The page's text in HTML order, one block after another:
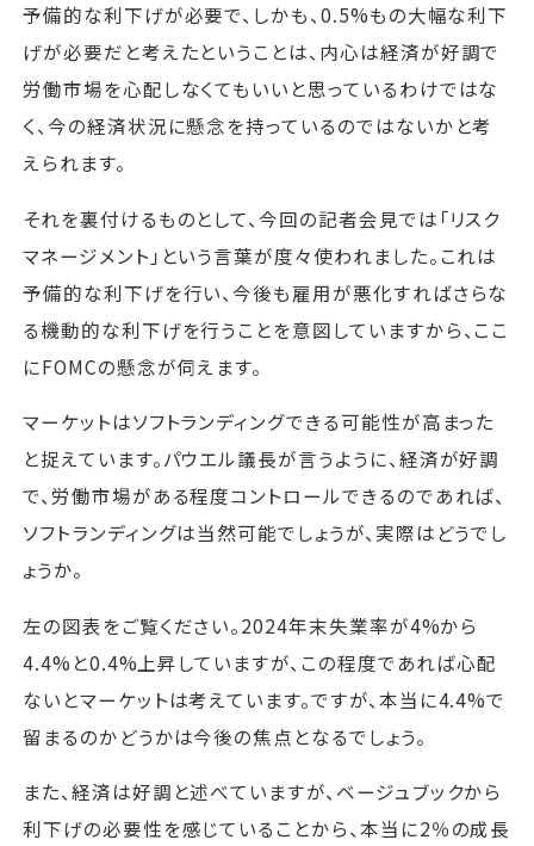
予備的な利下げが必要で、しかも、0.5%もの大幅な利下
げが必要だと考えたということは、内心は経済が好調で
労働市場を心配しなくてもいいと思っているわけではな
く、今の経済状況に懸念を持っているのではないかと考
えられます。
それを裏付けるものとして、今回の記者会見では「リスク
マネージメント」という言葉が度々使われました。これは
予備的な利下げを行い、今後も雇用が悪化すればさらな
る機動的な利下げを行うことを意図していますから、ここ
にFOMCの懸念が伺えます。
マーケットはソフトランディングできる可能性が高まった
と捉えています。パウエル議長が言うように、経済が好調
で、労働市場がある程度コントロールできるのであれば、
ソフトランディングは当然可能でしょうが、実際はどうでし
ょうか。
左の図表をご覧ください。2024年末失業率が4%から
4.4%と0.4%上昇していますが、この程度であれば心配
ないとマーケットは考えています。ですが、本当に4.4%で
留まるのかどうかは今後の焦点となるでしょう。
また、経済は好調と述べていますが、ベージュブックから
利下げの必要性を感じていることから、本当に2％の成長